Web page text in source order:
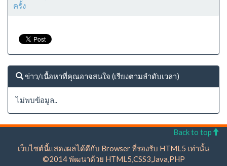
ครั้ง
ข่าว/เนื้อหาที่คุณอาจสนใจ (เรียงตามลำดับเวลา)
ไม่พบข้อมูล..
Back to top
เว็บไซต์นี้แสดงผลได้ดีกับ Browser ที่รองรับ HTML5 เท่านั้น
©2014 พัฒนาด้วย HTML5,CSS3,Java,PHP